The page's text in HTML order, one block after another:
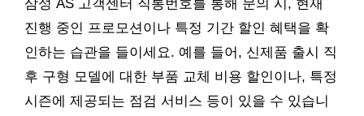
삼성 AS 고객센터 직통번호를 통해 문의 시, 현재
진행 중인 프로모션이나 특정 기간 할인 혜택을 확
인하는 습관을 들이세요. 예를 들어, 신제품 출시 직
후 구형 모델에 대한 부품 교체 비용 할인이나, 특정
시즌에 제공되는 점검 서비스 등이 있을 수 있습니